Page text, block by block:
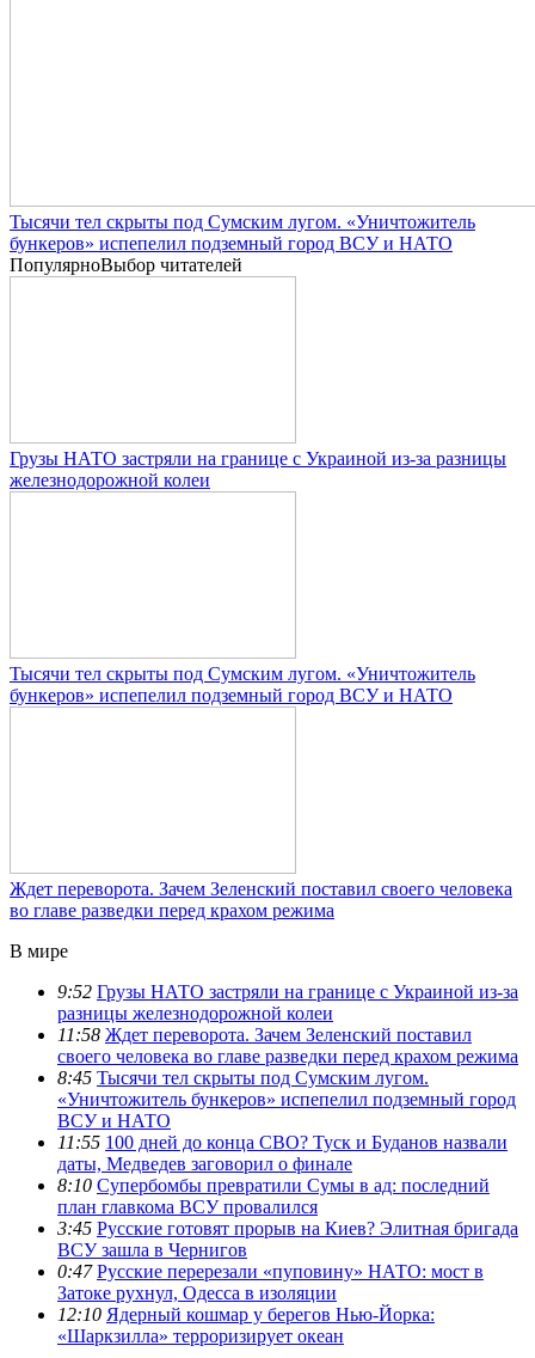
Тысячи тел скрыты под Сумским лугом. «Уничтожитель
бункеров» испепелил подземный город ВСУ и НАТО
ПопулярноВыбор читателей
Грузы НАТО застряли на границе с Украиной из-за разницы
железнодорожной колеи
Тысячи тел скрыты под Сумским лугом. «Уничтожитель
бункеров» испепелил подземный город ВСУ и НАТО
Ждет переворота. Зачем Зеленский поставил своего человека
во главе разведки перед крахом режима
В мире
9:52 Грузы НАТО застряли на границе с Украиной из-за
разницы железнодорожной колеи
11:58 Ждет переворота. Зачем Зеленский поставил
своего человека во главе разведки перед крахом режима
8:45 Тысячи тел скрыты под Сумским лугом.
«Уничтожитель бункеров» испепелил подземный город
ВСУ и НАТО
11:55 100 дней до конца СВО? Туск и Буданов назвали
даты, Медведев заговорил о финале
8:10 Супербомбы превратили Сумы в ад: последний
план главкома ВСУ провалился
3:45 Русские готовят прорыв на Киев? Элитная бригада
ВСУ зашла в Чернигов
0:47 Русские перерезали «пуповину» НАТО: мост в
Затоке рухнул, Одесса в изоляции
12:10 Ядерный кошмар у берегов Нью-Йорка:
«Шаркзилла» терроризирует океан